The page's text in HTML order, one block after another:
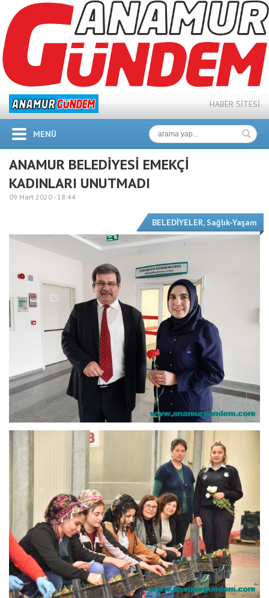
HABER SİTESİ
MENÜ
ANAMUR BELEDİYESİ EMEKÇİ
KADINLARI UNUTMADI
09 Mart 2020 - 18:44
BELEDİYELER, Sağlık-Yaşam